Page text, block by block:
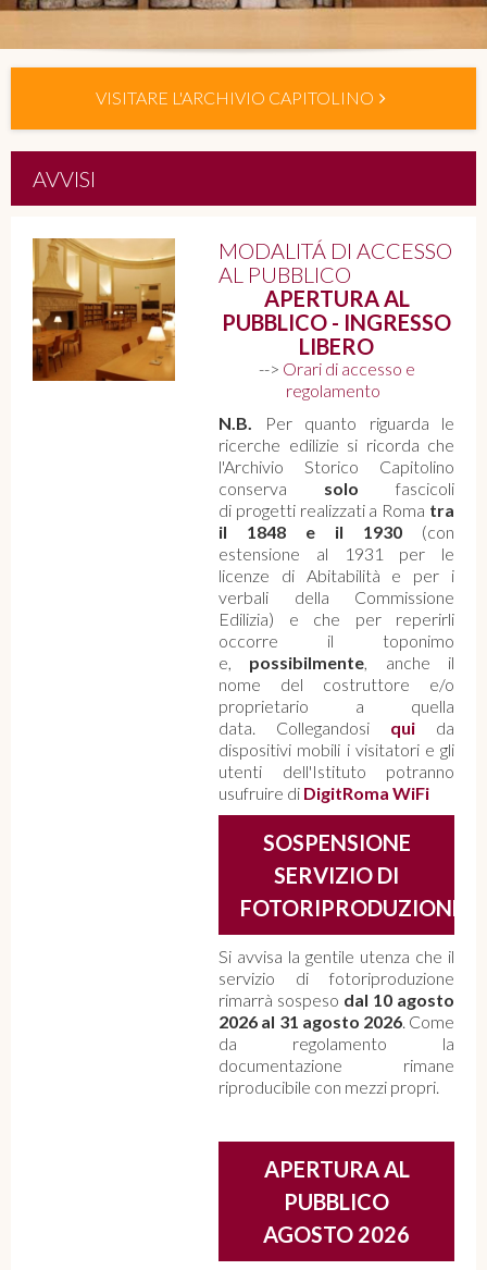
VISITARE L'ARCHIVIO CAPITOLINO
AVVISI
MODALITÁ DI ACCESSO
AL PUBBLICO
APERTURA AL
PUBBLICO - INGRESSO
LIBERO
--> Orari di accesso e
regolamento
N.B.
Per quanto riguarda le
ricerche edilizie si ricorda che
l'Archivio Storico Capitolino
conserva solo fascicoli
di progetti realizzati a Roma tra
il 1848 e il 1930 (con
estensione al 1931 per le
licenze di Abitabilità e per i
verbali della Commissione
Edilizia) e che per reperirli
occorre il toponimo
e, possibilmente , anche il
nome del costruttore e/o
proprietario a quella
data. Collegandosi qui
da
dispositivi mobili i visitatori e gli
utenti dell'Istituto potranno
usufruire di DigitRoma WiFi
SOSPENSIONE
SERVIZIO DI
FOTORIPRODUZIONE
Si avvisa la gentile utenza che il
servizio di fotoriproduzione
rimarrà sospeso dal 10 agosto
2026 al 31 agosto 2026. Come
da regolamento la
documentazione rimane
riproducibile con mezzi propri.
APERTURA AL
PUBBLICO
AGOSTO 2026